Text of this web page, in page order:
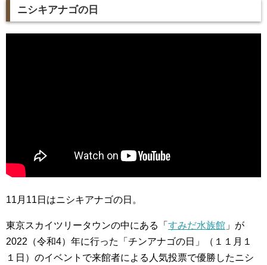
ニシキアナゴの日
11月11日はニシキアナゴの日。
東京スカイツリータウンの中にある「 すみだ水族館 」が
2022（令和4）年に行った「チンアナゴの日」（１１月１
１日）のイベントで来館者による人気投票で優勝したニシ